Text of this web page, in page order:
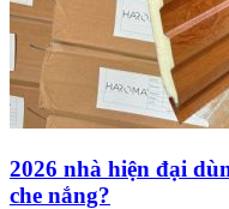
2026 nhà hiện đại
che nắng?